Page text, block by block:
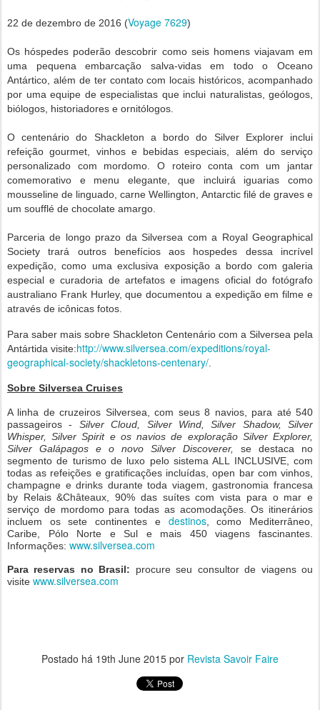
22 de dezembro de 2016 (Voyage 7629)
Os hóspedes poderão descobrir como seis homens viajavam em
uma pequena embarcação salva-vidas em todo o Oceano
Antártico, além de ter contato com locais históricos, acompanhado
por uma equipe de especialistas que inclui naturalistas, geólogos,
biólogos, historiadores e ornitólogos.
O centenário do Shackleton a bordo do Silver Explorer inclui
refeição gourmet, vinhos e bebidas especiais, além do serviço
personalizado com mordomo. O roteiro conta com um jantar
comemorativo e menu elegante, que incluirá iguarias como
mousseline de linguado, carne Wellington, Antarctic filé de graves e
um soufflé de chocolate amargo.
Parceria de longo prazo da Silversea com a Royal Geographical
Society trará outros benefícios aos hospedes dessa incrível
expedição, como uma exclusiva exposição a bordo com galeria
especial e curadoria de artefatos e imagens oficial do fotógrafo
australiano Frank Hurley, que documentou a expedição em filme e
através de icônicas fotos.
Para saber mais sobre Shackleton Centenário com a Silversea pela
Antártida visite:http://www.silversea.com/expeditions/royal-
geographical-society/shackletons-centenary/.
Sobre Silversea Cruises
A linha de cruzeiros Silversea, com seus 8 navios, para até 540
passageiros - Silver Cloud, Silver Wind, Silver Shadow, Silver
Whisper, Silver Spirit e os navios de exploração Silver Explorer,
Silver Galápagos e o novo Silver Discoverer, se destaca no
segmento de turismo de luxo pelo sistema ALL INCLUSIVE, com
todas as refeições e gratificações incluídas, open bar com vinhos,
champagne e drinks durante toda viagem, gastronomia francesa
by Relais &Châteaux, 90% das suítes com vista para o mar e
serviço de mordomo para todas as acomodações. Os itinerários
incluem os sete continentes e destinos, como Mediterrâneo,
Caribe, Pólo Norte e Sul e mais 450 viagens fascinantes.
Informações: www.silversea.com
Para reservas no Brasil: procure seu consultor de viagens ou
visite www.silversea.com
Postado há 19th June 2015 por Revista Savoir Faire